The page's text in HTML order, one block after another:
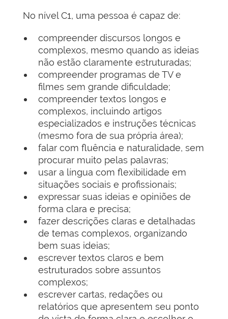
No nível C1, uma pessoa é capaz de:
compreender discursos longos e
complexos, mesmo quando as ideias
não estão claramente estruturadas;
compreender programas de TV e
filmes sem grande dificuldade;
compreender textos longos e
complexos, incluindo artigos
especializados e instruções técnicas
(mesmo fora de sua própria área);
falar com fluência e naturalidade, sem
procurar muito pelas palavras;
usar a língua com flexibilidade em
situações sociais e profissionais;
expressar suas ideias e opiniões de
forma clara e precisa;
fazer descrições claras e detalhadas
de temas complexos, organizando
bem suas ideias;
escrever textos claros e bem
estruturados sobre assuntos
complexos;
escrever cartas, redações ou
relatórios que apresentem seu ponto